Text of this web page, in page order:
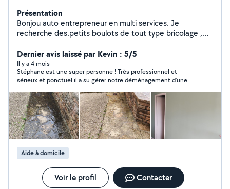
Présentation
Bonjou auto entrepreneur en multi services. Je
recherche des.petits boulots de tout type bricolage ,
aide à domicile, nettoyage vitres, vide maison DEVIS
GRATUIT. Parfois je 'e répond pas aux demandes c'est
pas que je veux pas c'est qu'elles sont hors périmètre
désolé. J'accepte les règlements sur facture, CESU, et
CESU préfinancé fournis souvent par vos entreprises. A
bientôt cordialement
Dernier avis laissé par Kevin : 5/5
Il y a 4 mois
Stéphane est une super personne ! Très professionnel et
sérieux et ponctuel il a su gérer notre déménagement d'une
Aide à domicile
Voir le profil Contacter